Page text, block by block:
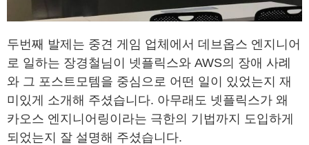
두번째 발제는 중견 게임 업체에서 데브옵스 엔지니어
로 일하는 장경철님이 넷플릭스와 AWS의 장애 사례
와 그 포스트모템을 중심으로 어떤 일이 있었는지 재
미있게 소개해 주셨습니다. 아무래도 넷플릭스가 왜
카오스 엔지니어링이라는 극한의 기법까지 도입하게
되었는지 잘 설명해 주셨습니다.